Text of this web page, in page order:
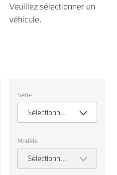
Veuillez sélectionner un
véhicule.
sélectionner
un
véhicule.
Série
Sélectionner
une série
Modèle
Sélectionner
un modèle